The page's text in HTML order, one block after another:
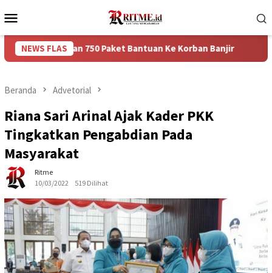
ke
Mobile
NEWS FLAS
750 Paket Bantuan Ke Korban Banjir Puncak
Beranda Advetorial
Riana Sari Arinal Ajak Kader PKK
Tingkatkan Pengabdian Pada
Masyarakat
Ritme
10/03/2022
519 Dilihat